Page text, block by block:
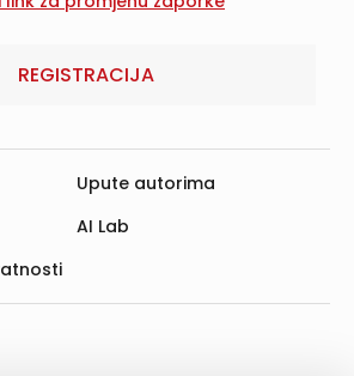
REGISTRACIJA
Upute autorima
AI Lab